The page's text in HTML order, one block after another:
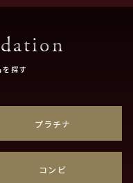
探す
プラチナ
コンビ